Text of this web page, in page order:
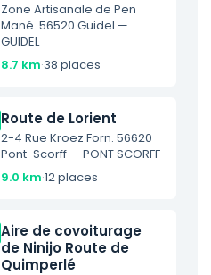
Zone Artisanale de Pen
Mané. 56520 Guidel —
GUIDEL
8.7 km·38 places
Route de Lorient
2-4 Rue Kroez Forn. 56620
Pont-Scorff — PONT SCORFF
9.0 km·12 places
Aire de covoiturage
de Ninijo Route de
Quimperlé